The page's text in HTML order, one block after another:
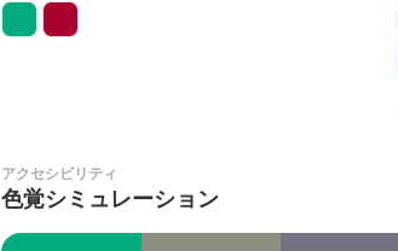
アクセシビリティ
色覚シミュレーション